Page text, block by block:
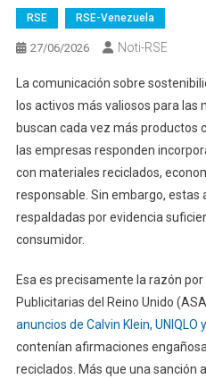
RSE RSE-Venezuela
27/06/2026 Noti-RSE
La comunicación sobre
los activos más valiosos para las
buscan cada vez más productos
las empresas responden
con materiales reciclados,
responsable. Sin embargo,
respaldadas por evidencia
consumidor.
Esa es precisamente la razón
Publicitarias del Reino Unido
anuncios de Calvin Klein, UNIQLO
contenían afirmaciones
reciclados. Más que una sanción